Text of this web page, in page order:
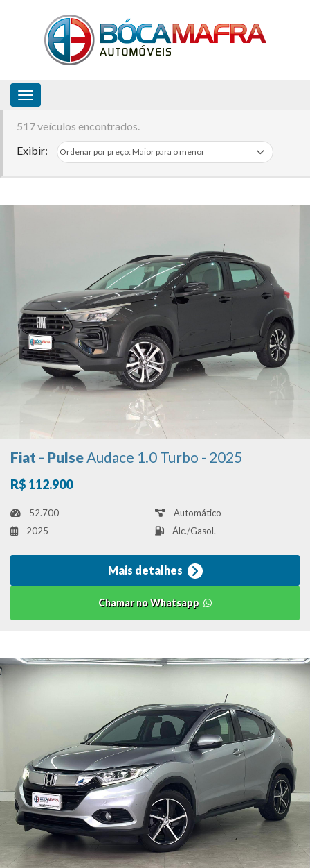
Toggle navigation
517 veículos encontrados.
Exibir:
Fiat - PulseAudace 1.0 Turbo - 2025
R$ 112.900
52.700
Automático
2025
Álc./Gasol.
Mais detalhes
Chamar no Whatsapp